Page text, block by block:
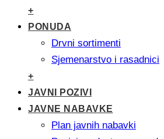
+
PONUDA
Drvni sortimenti
Sjemenarstvo i rasadnici
+
JAVNI POZIVI
JAVNE NABAVKE
Plan javnih nabavki